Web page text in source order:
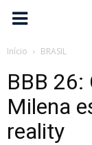
Início BRASIL
BBB 26:
Milena
reality